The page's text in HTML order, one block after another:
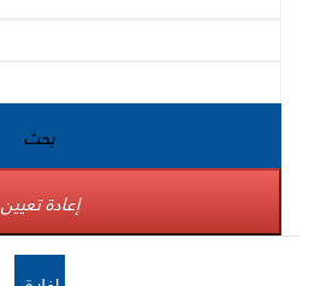
بحث
إعادة تعيين